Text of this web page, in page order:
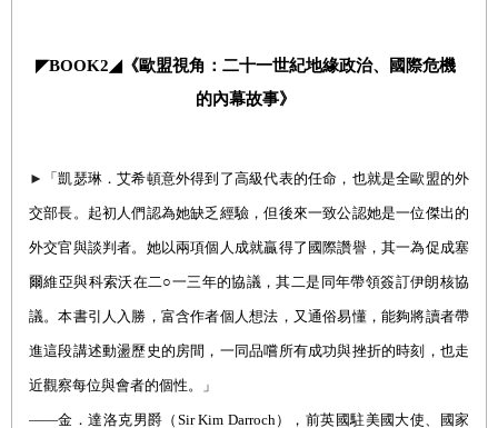
◤BOOK2◢《歐盟視角：二十一世紀地緣政治、國際危機
的內幕故事》
► 「凱瑟琳．艾希頓意外得到了高級代表的任命，也就是全歐盟的外
交部長。起初人們認為她缺乏經驗，但後來一致公認她是一位傑出的
外交官與談判者。她以兩項個人成就贏得了國際讚譽，其一為促成塞
爾維亞與科索沃在二 ○一三年的協議，其二是同年帶領簽訂伊朗核協
議。本書引人入勝，富含作者個人想法，又通俗易懂，能夠將讀者帶
進這段講述動盪歷史的房間，一同品嚐所有成功與挫折的時刻，也走
近觀察每位與會者的個性。」
――金．達洛克男爵（ Sir Kim Darroch ）， 前英國駐美國大使、國家